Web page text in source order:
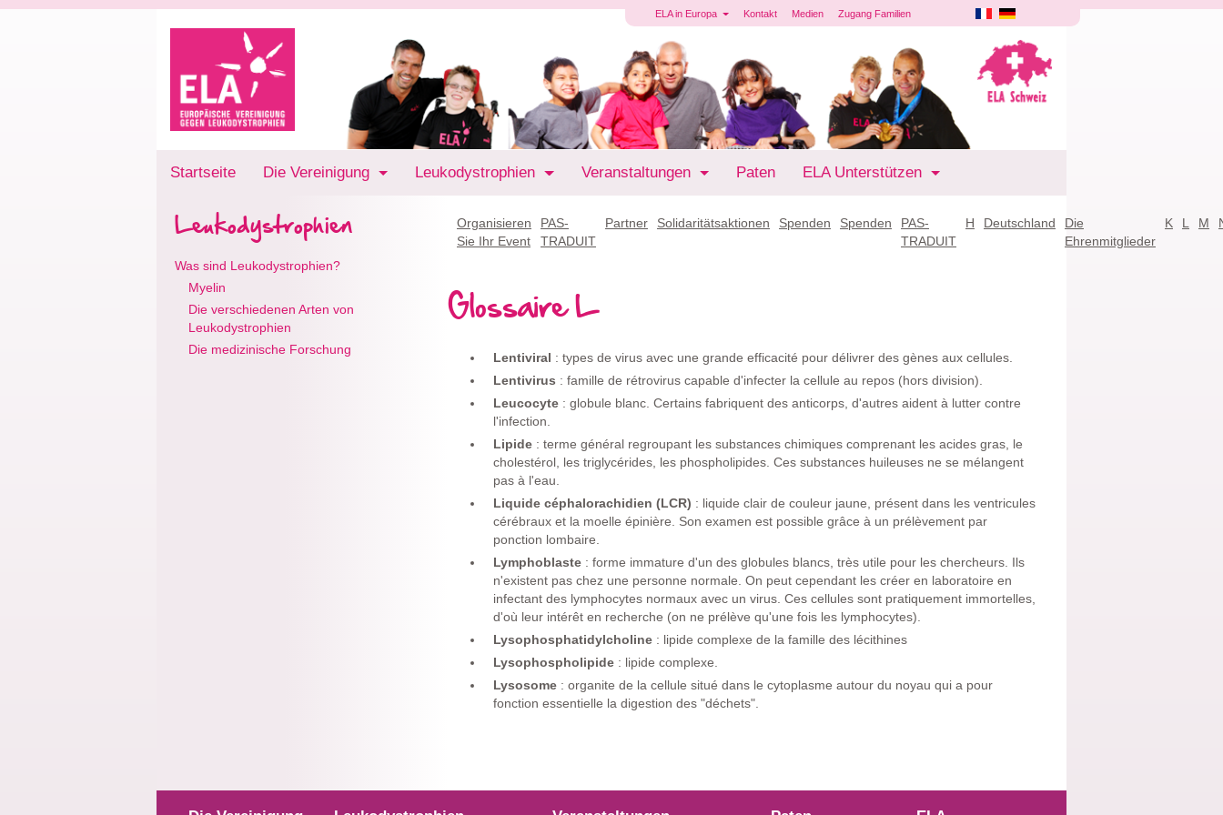
ELA in Europa Kontakt Medien Zugang Familien
Startseite Die Vereinigung Leukodystrophien Veranstaltungen Paten ELA Unterstützen
Leukodystrophien
Was sind Leukodystrophien?
Myelin
Die verschiedenen Arten von
Leukodystrophien
Die medizinische Forschung
Organisieren
Sie Ihr Event
PAS-
TRADUIT
Partner Solidaritätsaktionen Spenden Spenden
PAS-
TRADUIT
H Deutschland
Die
Ehrenmitglieder
K L M
Glossaire L
Lentiviral : types de virus avec une grande efficacité pour délivrer des gènes aux cellules.
Lentivirus : famille de rétrovirus capable d'infecter la cellule au repos (hors division).
Leucocyte : globule blanc. Certains fabriquent des anticorps, d'autres aident à lutter contre
l'infection.
Lipide : terme général regroupant les substances chimiques comprenant les acides gras, le
cholestérol, les triglycérides, les phospholipides. Ces substances huileuses ne se mélangent
pas à l'eau.
Liquide céphalorachidien (LCR) : liquide clair de couleur jaune, présent dans les ventricules
cérébraux et la moelle épinière. Son examen est possible grâce à un prélèvement par
ponction lombaire.
Lymphoblaste : forme immature d'un des globules blancs, très utile pour les chercheurs. Ils
n'existent pas chez une personne normale. On peut cependant les créer en laboratoire en
infectant des lymphocytes normaux avec un virus. Ces cellules sont pratiquement immortelles,
d'où leur intérêt en recherche (on ne prélève qu'une fois les lymphocytes).
Lysophosphatidylcholine : lipide complexe de la famille des lécithines
Lysophospholipide : lipide complexe.
Lysosome : organite de la cellule situé dans le cytoplasme autour du noyau qui a pour
fonction essentielle la digestion des "déchets".